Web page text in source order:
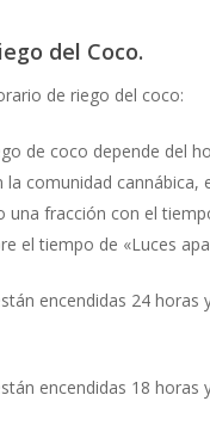
del Coco.
de riego del coco:
de coco depende del
la comunidad cannábica,
una fracción con el
el tiempo de «Luces
encendidas 24 horas
encendidas 18 horas